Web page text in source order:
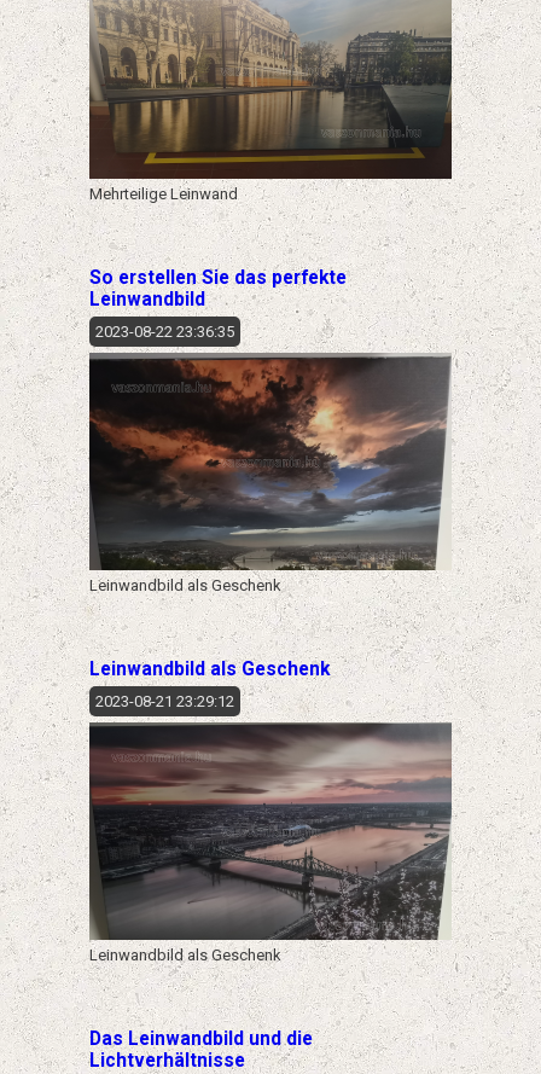
Mehrteilige Leinwand
So erstellen Sie das perfekte
Leinwandbild
2023-08-22 23:36:35
Leinwandbild als Geschenk
Leinwandbild als Geschenk
2023-08-21 23:29:12
Leinwandbild als Geschenk
Das Leinwandbild und die
Lichtverhältnisse